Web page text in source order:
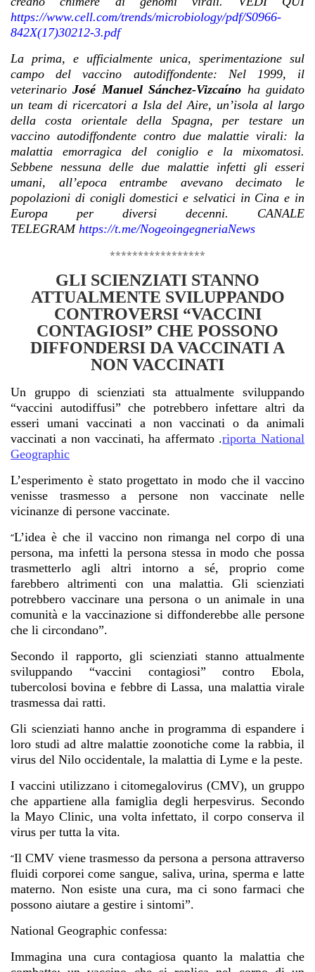
https://www.cell.com/trends/microbiology/pdf/S0966-
842X(17)30212-3.pdf
La prima, e ufficialmente unica, sperimentazione sul
campo del vaccino autodiffondente: Nel 1999, il
veterinarioJosé Manuel Sánchez-Vizcaíno ha guidato
un team di ricercatori a Isla del Aire, un’isola al largo
della costa orientale della Spagna, per testare un
vaccino autodiffondente contro due malattie virali: la
malattia emorragica del coniglio e la mixomatosi.
Sebbene nessuna delle due malattie infetti gli esseri
umani, all’epoca entrambe avevano decimato le
popolazioni di conigli domestici e selvatici in Cina e in
Europa per diversi decenni. CANALE
TELEGRAM https://t.me/NogeoingegneriaNews
*****************
GLI SCIENZIATI STANNO
ATTUALMENTE SVILUPPANDO
CONTROVERSI “VACCINI
CONTAGIOSI” CHE POSSONO
DIFFONDERSI DA VACCINATI A
NON VACCINATI
Un gruppo di scienziati sta attualmente sviluppando
“vaccini autodiffusi” che potrebbero infettare altri da
esseri umani vaccinati a non vaccinati o da animali
vaccinati a non vaccinati, ha affermato .riporta National
Geographic
L’esperimento è stato progettato in modo che il vaccino
venisse trasmesso a persone non vaccinate nelle
vicinanze di persone vaccinate.
“L’idea è che il vaccino non rimanga nel corpo di una
persona, ma infetti la persona stessa in modo che possa
trasmetterlo agli altri intorno a sé, proprio come
farebbero altrimenti con una malattia. Gli scienziati
potrebbero vaccinare una persona o un animale in una
comunità e la vaccinazione si diffonderebbe alle persone
che li circondano”.
Secondo il rapporto, gli scienziati stanno attualmente
sviluppando “vaccini contagiosi” contro Ebola,
tubercolosi bovina e febbre di Lassa, una malattia virale
trasmessa dai ratti.
Gli scienziati hanno anche in programma di espandere i
loro studi ad altre malattie zoonotiche come la rabbia, il
virus del Nilo occidentale, la malattia di Lyme e la peste.
I vaccini utilizzano i citomegalovirus (CMV), un gruppo
che appartiene alla famiglia degli herpesvirus. Secondo
la Mayo Clinic, una volta infettato, il corpo conserva il
virus per tutta la vita.
“Il CMV viene trasmesso da persona a persona attraverso
fluidi corporei come sangue, saliva, urina, sperma e latte
materno. Non esiste una cura, ma ci sono farmaci che
possono aiutare a gestire i sintomi”.
National Geographic confessa:
Immagina una cura contagiosa quanto la malattia che